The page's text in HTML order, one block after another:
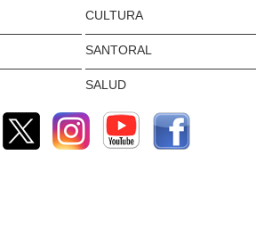
CULTURA
SANTORAL
SALUD